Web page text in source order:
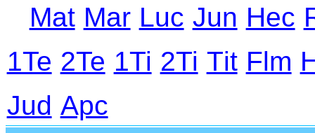
Mat Mar Luc Jun Hec
1Te 2Te 1Ti 2Ti Тit Flm
Jud Apc